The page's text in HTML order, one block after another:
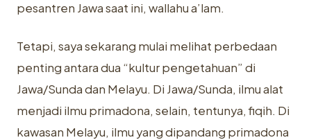
pesantren Jawa saat ini, wallahu a’lam.
Tetapi, saya sekarang mulai melihat perbedaan
penting antara dua “kultur pengetahuan” di
Jawa/Sunda dan Melayu. Di Jawa/Sunda, ilmu alat
menjadi ilmu primadona, selain, tentunya, fiqih. Di
kawasan Melayu, ilmu yang dipandang primadona